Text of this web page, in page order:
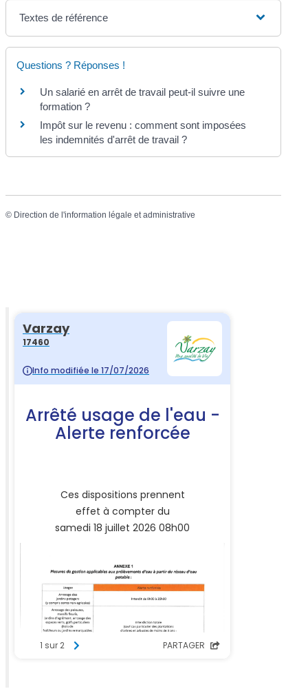
Textes de référence
Questions ? Réponses !
Un salarié en arrêt de travail peut-il suivre une
formation ?
Impôt sur le revenu : comment sont imposées
les indemnités d'arrêt de travail ?
© Direction de l'information légale et administrative